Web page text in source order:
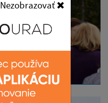
Nezobrazovať